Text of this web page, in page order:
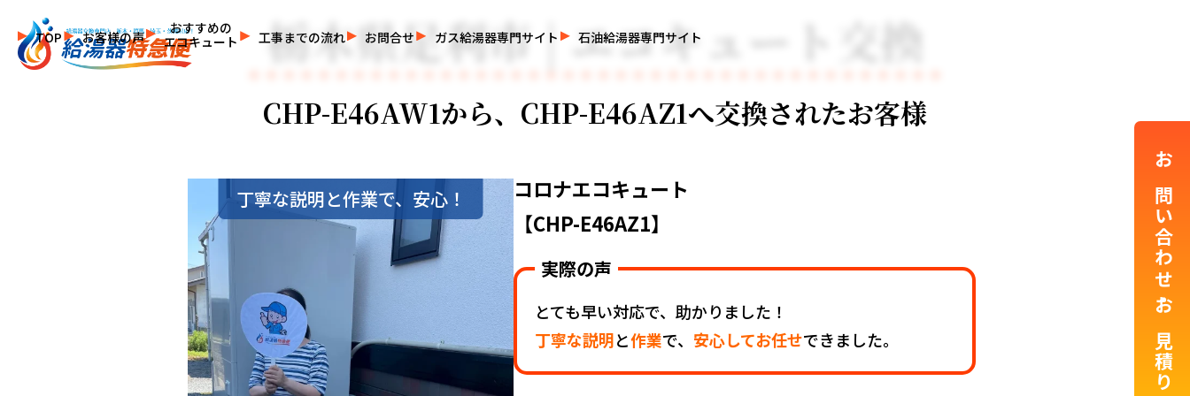
TOP お客様の声
おすすめの
エコキュート
工事までの流れ お問合せ ガス給湯器専門サイト 石油給湯器専門サイト
お問い合わせ・お見積り
栃木県足利市 | エコキュート交換
CHP-E46AW1から、CHP-E46AZ1へ交換されたお客様
丁寧な説明と作業で、安心！
コロナエコキュート
【CHP-E46AZ1】
実際の声
とても早い対応で、助かりました！
丁寧な説明と作業で、 安心してお任せできました。